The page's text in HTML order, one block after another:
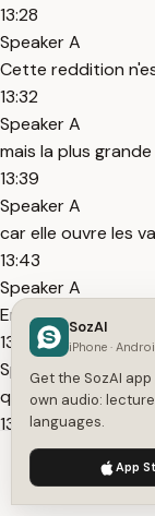
13:28
Speaker A
Cette reddition
13:32
Speaker A
mais la plus
13:39
Speaker A
car elle ouvre les
13:43
Speaker A
Ensuite vient
13:47
Speaker A
qui n'est pas
13:50
Speaker A
C'est une posture
13:53
We use cookies to
SozAI
iPhone ·
Get the SozAI
own audio:
languages.
App